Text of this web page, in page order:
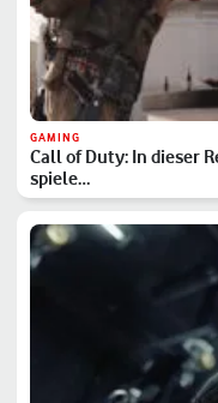
GAMING
Call of Duty: In dieser
spiele…